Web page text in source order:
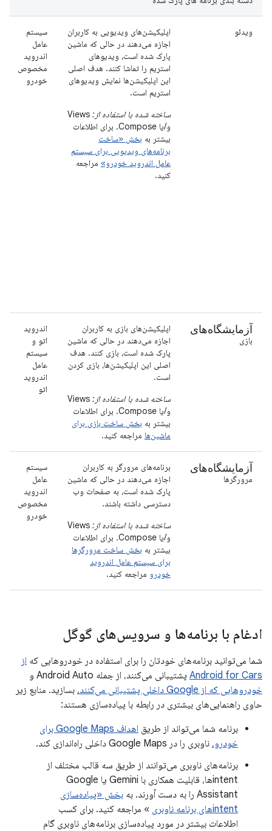
ویدئو
اپلیکیشن‌های ویدیویی به کاربران
اجازه می‌دهند در حالی که ماشین
پارک شده است، ویدیوهای
استریم را تماشا کنند. هدف اصلی
این اپلیکیشن‌ها نمایش ویدیوهای
استریم است.
ساخته شده با استفاده از: Views
و/یا Compose. برای اطلاعات
بیشتر به بخش «ساخت
برنامه‌های ویدیویی برای سیستم
عامل اندروید خودرو» مراجعه
کنید.
سیستم
عامل
اندروید
مخصوص
خودرو
آزمایشگاه‌های
بازی
اپلیکیشن‌های بازی به کاربران
اجازه می‌دهند در حالی که ماشین
پارک شده است، بازی کنند. هدف
اصلی این اپلیکیشن‌ها، بازی کردن
است.
ساخته شده با استفاده از: Views
و/یا Compose. برای اطلاعات
بیشتر به بخش ساخت بازی برای
ماشین‌ها مراجعه کنید.
اندروید
اتو و
سیستم
عامل
اندروید
اتو
آزمایشگاه‌های
مرورگرها
برنامه‌های مرورگر به کاربران
اجازه می‌دهند در حالی که ماشین
پارک شده است، به صفحات وب
دسترسی داشته باشند.
ساخته شده با استفاده از: Views
و/یا Compose. برای اطلاعات
بیشتر به بخش ساخت مرورگرها
برای سیستم عامل اندروید
خودرو مراجعه کنید.
سیستم
عامل
اندروید
مخصوص
خودرو
ادغام با برنامه‌ها و سرویس‌های گوگل
شما می‌توانید برنامه‌های خودتان را برای استفاده در خودروهایی که از
Android for Cars پشتیبانی می‌کنند، از جمله Android Auto و
خودروهایی که از Google داخلی پشتیبانی می‌کنند،
بسازید. منابع زیر
حاوی راهنمایی‌های بیشتری در رابطه با پیاده‌سازی هستند:
برنامه شما می‌تواند از طریق
اهداف Google Maps برای
خودرو، ناوبری را در Google Maps داخلی راه‌اندازی کند.
برنامه‌های ناوبری می‌توانند از طریق سه قالب مختلف از
intentها، قابلیت همکاری با Gemini یا Google
Assistant را به دست آورند. به
بخش «پیاده‌سازی
intentهای برنامه ناوبری
» مراجعه کنید. برای کسب
اطلاعات بیشتر در مورد پیاده‌سازی برنامه‌های ناوبری گام